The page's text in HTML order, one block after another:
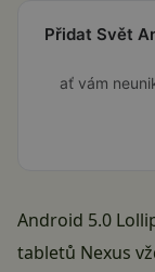
Přidat Svět
ať vám
Android 5.0
tabletů Nexus